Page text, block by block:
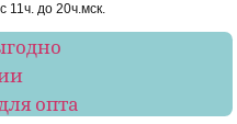
11ч. до 20ч.мск.
опта